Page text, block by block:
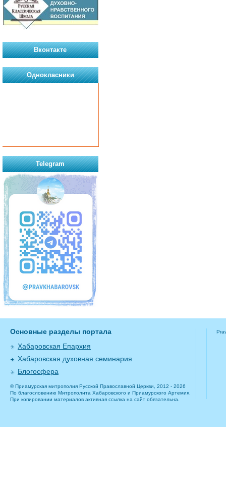
Вконтакте
Однокласники
Telegram
Основные разделы портала
Хабаровская Епархия
Хабаровская духовная семинария
Блогосфера
© Приамурская митрополия Русской Православной Церкви, 2012 - 2026
По благословению Митрополита Хабаровского и Приамурского Артемия.
При копировании материалов активная ссылка на сайт обязательна.